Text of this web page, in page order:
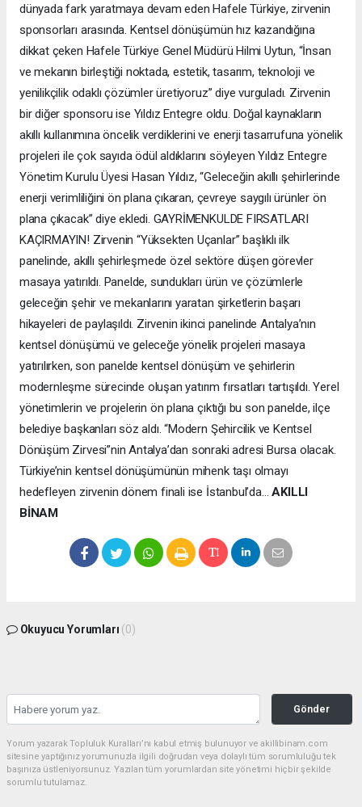
dünyada fark yaratmaya devam eden Hafele Türkiye, zirvenin
sponsorları arasında. Kentsel dönüşümün hız kazandığına
dikkat çeken Hafele Türkiye Genel Müdürü Hilmi Uytun, “İnsan
ve mekanın birleştiği noktada, estetik, tasarım, teknoloji ve
yenilikçilik odaklı çözümler üretiyoruz” diye vurguladı. Zirvenin
bir diğer sponsoru ise Yıldız Entegre oldu. Doğal kaynakların
akıllı kullanımına öncelik verdiklerini ve enerji tasarrufuna yönelik
projeleri ile çok sayıda ödül aldıklarını söyleyen Yıldız Entegre
Yönetim Kurulu Üyesi Hasan Yıldız, “Geleceğin akıllı şehirlerinde
enerji verimliliğini ön plana çıkaran, çevreye saygılı ürünler ön
plana çıkacak” diye ekledi. GAYRİMENKULDE FIRSATLARI
KAÇIRMAYIN! Zirvenin “Yüksekten Uçanlar” başlıklı ilk
panelinde, akıllı şehirleşmede özel sektöre düşen görevler
masaya yatırıldı. Panelde, sundukları ürün ve çözümlerle
geleceğin şehir ve mekanlarını yaratan şirketlerin başarı
hikayeleri de paylaşıldı. Zirvenin ikinci panelinde Antalya’nın
kentsel dönüşümü ve geleceğe yönelik projeleri masaya
yatırılırken, son panelde kentsel dönüşüm ve şehirlerin
modernleşme sürecinde oluşan yatırım fırsatları tartışıldı. Yerel
yönetimlerin ve projelerin ön plana çıktığı bu son panelde, ilçe
belediye başkanları söz aldı. “Modern Şehircilik ve Kentsel
Dönüşüm Zirvesi”nin Antalya’dan sonraki adresi Bursa olacak.
Türkiye’nin kentsel dönüşümünün mihenk taşı olmayı
hedefleyen zirvenin dönem finali ise İstanbul’da…AKILLI
BİNAM
Okuyucu Yorumları (0)
Gönder
Yorum yazarak Topluluk Kuralları’nı kabul etmiş bulunuyor ve akillibinam.com
sitesine yaptığınız yorumunuzla ilgili doğrudan veya dolaylı tüm sorumluluğu tek
başınıza üstleniyorsunuz. Yazılan tüm yorumlardan site yönetimi hiçbir şekilde
sorumlu tutulamaz.